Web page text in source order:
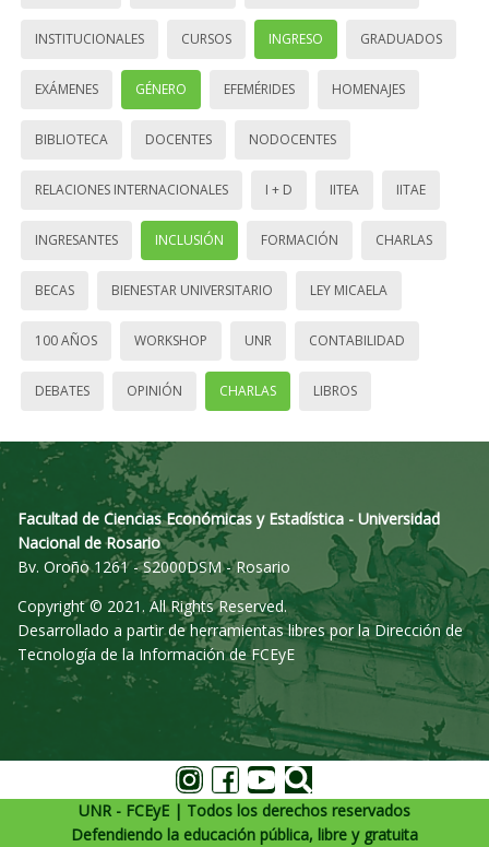
INSTITUCIONALES CURSOS INGRESO GRADUADOS
EXÁMENES GÉNERO EFEMÉRIDES HOMENAJES
BIBLIOTECA DOCENTES NODOCENTES
RELACIONES INTERNACIONALES I + D IITEA IITAE
INGRESANTES INCLUSIÓN FORMACIÓN CHARLAS
BECAS BIENESTAR UNIVERSITARIO LEY MICAELA
100 AÑOS WORKSHOP UNR CONTABILIDAD
DEBATES OPINIÓN CHARLAS LIBROS
Facultad de Ciencias Económicas y Estadística - Universidad
Nacional de Rosario
Bv. Oroño 1261 - S2000DSM - Rosario
Copyright © 2021. All Rights Reserved.
Desarrollado a partir de herramientas libres por la Dirección de
Tecnología de la Información de FCEyE
UNR - FCEyE | Todos los derechos reservados
Defendiendo la educación pública, libre y gratuita